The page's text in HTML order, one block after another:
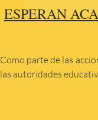
ESPERAN
Como parte de las
las autoridades